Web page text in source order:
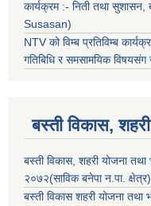
कार्यक्रम :- निती तथा सुशासन,
Susasan)
NTV को विम्ब प्रतिविम्ब
गतिबिधि र समसामयिक विषयसंग
बस्ती विकास,
बस्ती विकास, शहरी योजना तथा
२०७२(साविक बनेपा न.पा. क्षेत्र)
बस्ती विकास शहरी योजना तथा